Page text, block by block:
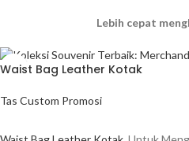
Lebih cepat
Waist Bag Leather Kotak
Tas Custom Promosi